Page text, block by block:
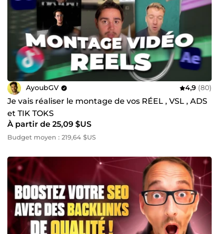
AyoubGV 4,9 (80)
Je vais réaliser le montage de vos RÉEL , VSL , ADS
et TIK TOKS
À partir de 25,09 $US
Budget moyen : 219,64 $US